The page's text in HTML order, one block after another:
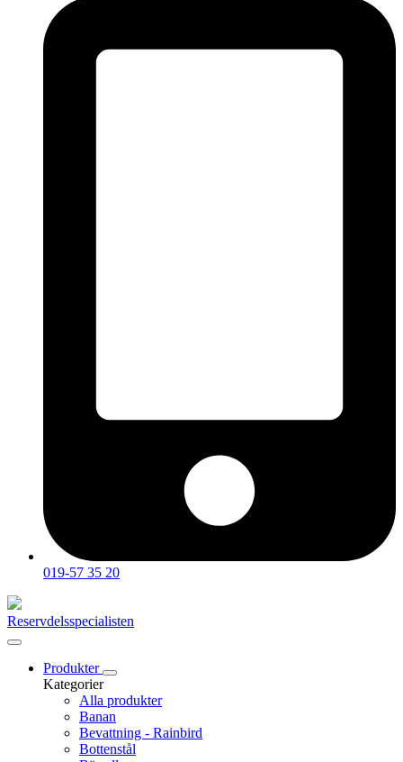
019-57 35 20
Reservdelsspecialisten
Produkter
Kategorier
Alla produkter
Banan
Bevattning - Rainbird
Bottenstål